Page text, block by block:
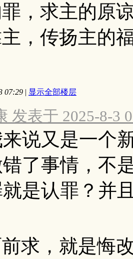
，求主的原
，传扬主的
07:29 | 显示全部楼层
发表于 2025-8-3
说又是一个
错了事情，不
是认罪？并
求，就是悔